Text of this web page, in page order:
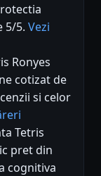
5/5. Vezi
Ronyes
cotizat de
si celor
Tetris
pret din
cognitiva